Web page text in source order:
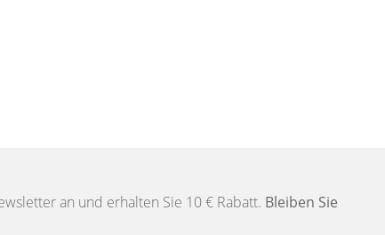
an und erhalten Sie 10 € Rabatt. Bleiben Sie